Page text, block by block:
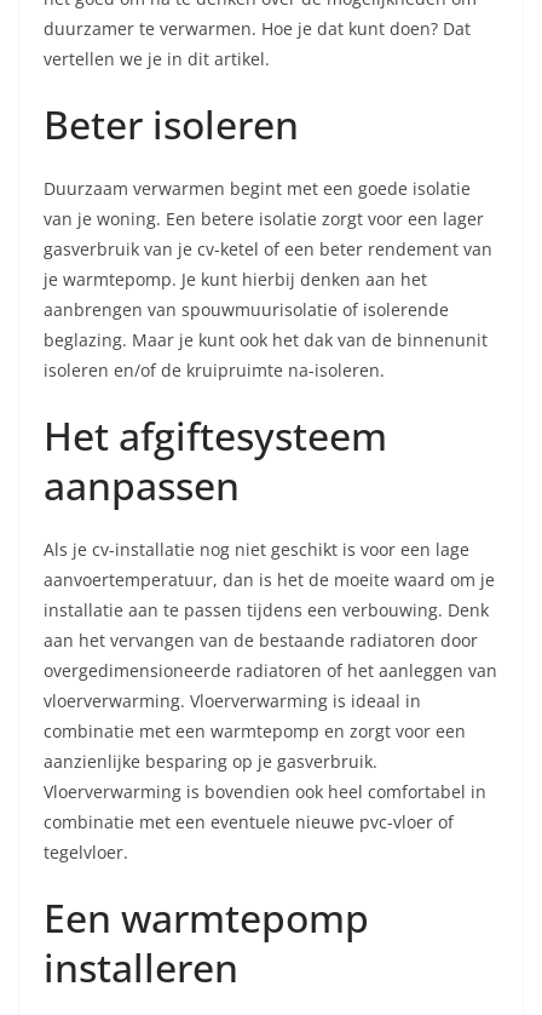
duurzamer te verwarmen. Hoe je dat kunt doen? Dat
vertellen we je in dit artikel.
Beter isoleren
Duurzaam verwarmen begint met een goede isolatie
van je woning. Een betere isolatie zorgt voor een lager
gasverbruik van je cv-ketel of een beter rendement van
je warmtepomp. Je kunt hierbij denken aan het
aanbrengen van spouwmuurisolatie of isolerende
beglazing. Maar je kunt ook het dak van de binnenunit
isoleren en/of de kruipruimte na-isoleren.
Het afgiftesysteem
aanpassen
Als je cv-installatie nog niet geschikt is voor een lage
aanvoertemperatuur, dan is het de moeite waard om je
installatie aan te passen tijdens een verbouwing. Denk
aan het vervangen van de bestaande radiatoren door
overgedimensioneerde radiatoren of het aanleggen van
vloerverwarming. Vloerverwarming is ideaal in
combinatie met een warmtepomp en zorgt voor een
aanzienlijke besparing op je gasverbruik.
Vloerverwarming is bovendien ook heel comfortabel in
combinatie met een eventuele nieuwe pvc-vloer of
tegelvloer.
Een warmtepomp
installeren